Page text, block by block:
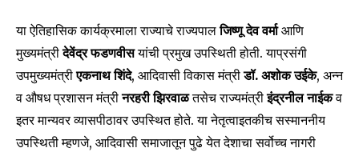
या ऐतिहासिक कार्यक्रमाला राज्याचे राज्यपालजिष्णू देव वर्माआणि
मुख्यमंत्रीदेवेंद्र फडणवीसयांची प्रमुख उपस्थिती होती. याप्रसंगी
उपमुख्यमंत्रीएकनाथ शिंदे, आदिवासी विकास मंत्रीडॉ. अशोक उईके, अन्न
व औषध प्रशासन मंत्रीनरहरी झिरवाळतसेच राज्यमंत्रीइंद्रनील नाईकव
इतर मान्यवर व्यासपीठावर उपस्थित होते. या नेतृत्वाइतकीच सस्माननीय
उपस्थिती म्हणजे, आदिवासी समाजातून पुढे येत देशाचा सर्वोच्च नागरी